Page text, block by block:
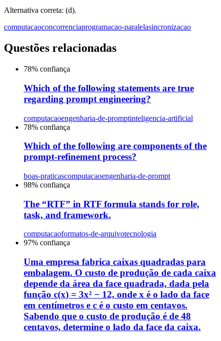
Alternativa correta: (d).
computacaoconcorrenciaprogramacao-paralelasincronizacao
Questões relacionadas
78% confiança
Which of the following statements are true
regarding prompt engineering?
computacaoengenharia-de-promptinteligencia-artificial
78% confiança
Which of the following are components of the
prompt-refinement process?
boas-praticascomputacaoengenharia-de-prompt
98% confiança
The “RTF” in RTF formula stands for role,
task, and framework.
computacaoformatos-de-arquivotecnologia
97% confiança
Uma empresa fabrica caixas quadradas para
embalagem. O custo de produção de cada caixa
depende da área da face quadrada, dada pela
função c(x) = 3x² − 12, onde x é o lado da face
em centímetros e c é o custo em centavos.
Sabendo que o custo de produção é de 48
centavos, determine o lado da face da caixa.